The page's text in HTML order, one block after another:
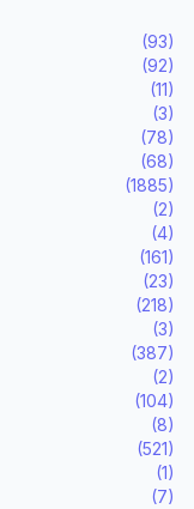
(93)
(92)
(11)
(3)
(78)
(68)
(1885)
(2)
(4)
(161)
(23)
(218)
(3)
(387)
(2)
(104)
(8)
(521)
(1)
(7)